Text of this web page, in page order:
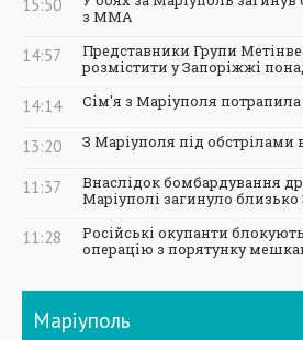
15:50
з ММА
14:57
Представники Групи
розмістити у Запоріжжі
14:14 Сім'я з Маріуполя
13:20 З Маріуполя під
11:37
Внаслідок бомбардування
Маріуполі загинуло
11:28
Російські окупанти
операцію з порятунку
Маріуполь